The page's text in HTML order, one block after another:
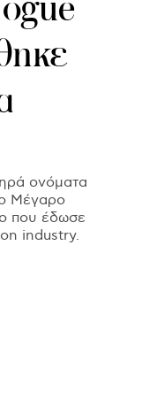
ονόματα
Μέγαρο
που έδωσε
industry.